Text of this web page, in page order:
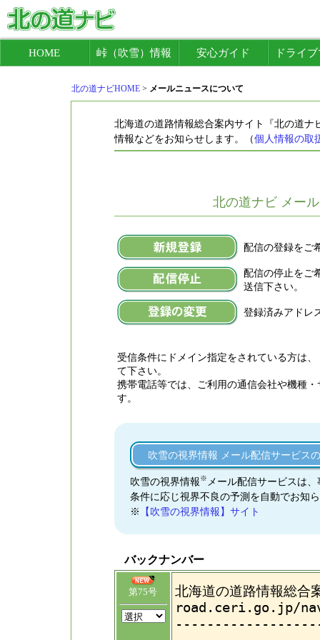
HOME 峠（吹雪）情報 安心ガイド ドライ
北の道ナビHOME > メールニュースについて
北海道の道路情報総合案内サイト『北の道
情報などをお知らせします。（個人情報の取
北の道ナビ メー
配信の登録をご
配信の停止をご
送信下さい。
登録済みアドレ
受信条件にドメイン指定をされている方は
て下さい。
携帯電話等では、ご利用の通信会社や機種
す。
吹雪の視界情報 メール配信サービス
吹雪の視界情報※ メール配信サービスは
条件に応じ視界不良の予測を自動でお知
※ 【吹雪の視界情報】サイト
バックナンバー